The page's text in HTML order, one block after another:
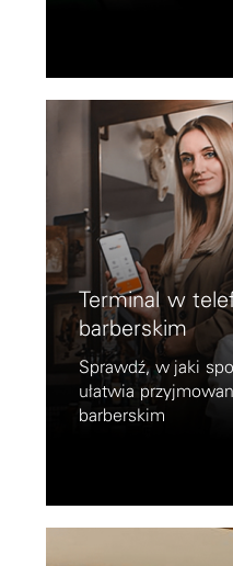
Terminal w
barberskim
Sprawdź, w jaki
ułatwia
barberskim